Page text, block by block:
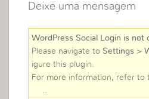
Deixe uma mensagem
WordPress Social Login is not
Please navigate to Settings >
igure this plugin.
For more information, refer to
e